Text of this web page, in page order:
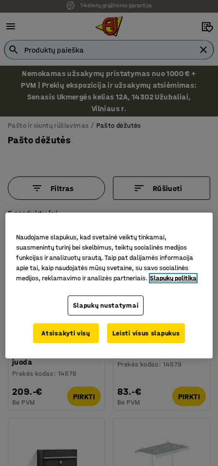
Ekspozicija Vilniuje
Nemokamas užsakymų pristatymas nuo 1000 € +
PVM | Prekių ekspozicija ir užsakymų atsiėmimas:
Senasis Ukmergės kelias 12A, 14302 Užubaliai,
Vilniaus r.
Pašto ir siuntų rūšiavimas Pašto dėžutės
Pašto dėžutės
Filtras Rūšiuoti
5 produktų/ai
Pašto dėžutė PARCEL,
juoda
Prekės kodas : 14576
209.-€
Be PVM
PIRKTI
Pašto dėžutė LETTER,
Prekės kodas : 14579
83.-€
Be PVM
PIRKTI
Naudojame slapukus, kad svetainė veiktų tinkamai,
suasmenintų turinį bei skelbimus, teiktų socialinės medijos
funkcijas ir analizuotų srautą. Taip pat dalijamės informacija
apie tai, kaip naudojatės mūsų svetaine, su savo socialinės
medijos, reklamavimo ir analizės partneriais. Slapukų politika
Slapukų nustatymai
Atsisakyti visų Leisti visus slapukus